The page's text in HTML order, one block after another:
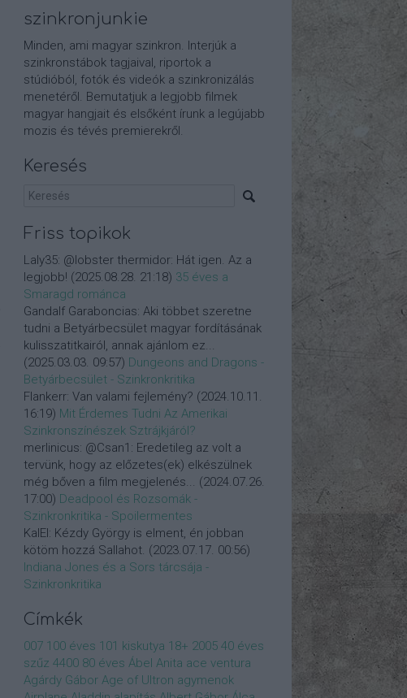
szinkronjunkie
Minden, ami magyar szinkron. Interjúk a
szinkronstábok tagjaival, riportok a
stúdióból, fotók és videók a szinkronizálás
menetéről. Bemutatjuk a legjobb filmek
magyar hangjait és elsőként írunk a legújabb
mozis és tévés premierekről.
Keresés
Friss topikok
Laly35: @lobster thermidor: Hát igen. Az a
legjobb! (2025.08.28. 21:18) 35 éves a
Smaragd románca
Gandalf Garaboncias: Aki többet szeretne
tudni a Betyárbecsület magyar fordításának
kulisszatitkairól, annak ajánlom ez...
(2025.03.03. 09:57) Dungeons and Dragons -
Betyárbecsület - Szinkronkritika
Flankerr: Van valami fejlemény? (2024.10.11.
16:19) Mit Érdemes Tudni Az Amerikai
Szinkronszínészek Sztrájkjáról?
merlinicus: @Csan1: Eredetileg az volt a
tervünk, hogy az előzetes(ek) elkészülnek
még bőven a film megjelenés... (2024.07.26.
17:00) Deadpool és Rozsomák -
Szinkronkritika - Spoilermentes
KalEl: Kézdy György is elment, én jobban
kötöm hozzá Sallahot. (2023.07.17. 00:56)
Indiana Jones és a Sors tárcsája -
Szinkronkritika
Címkék
007 100 éves 101 kiskutya 18+ 2005 40 éves
szűz 4400 80 éves Ábel Anita ace ventura
Agárdy Gábor Age of Ultron agymenok